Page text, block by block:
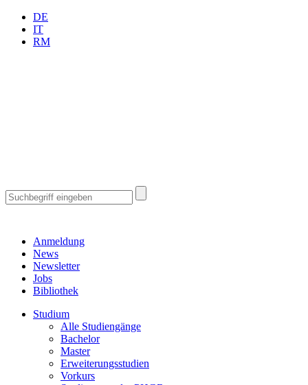
DE
IT
RM
Anmeldung
News
Newsletter
Jobs
Bibliothek
Studium
Alle Studiengänge
Bachelor
Master
Erweiterungsstudien
Vorkurs